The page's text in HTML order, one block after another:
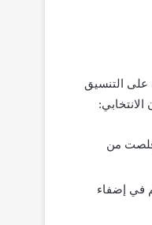
على التنسيق
وقلصت من
في إضفاء